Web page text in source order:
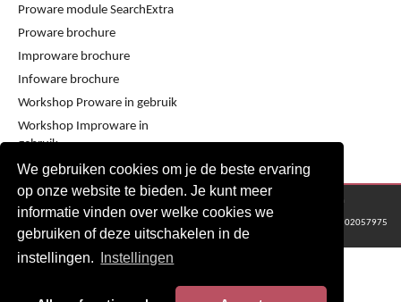
We gebruiken cookies om je de beste ervaring
op onze website te bieden. Je kunt meer
informatie vinden over welke cookies we
gebruiken of deze uitschakelen in de
instellingen.
Instellingen
Proware module SearchExtra
Proware brochure
Improware brochure
Infoware brochure
Workshop Proware in gebruik
Workshop Improware in
gebruik
© 2016 - 2024 Metaware B.V., Mediacentrale Helperpark 288G, 9723ZA Groningen
KvK Groningen nr: 02057975